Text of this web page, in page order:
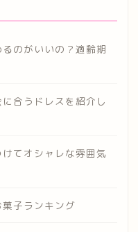
のがいいの？適齢期
合うドレスを紹介し
てオシャレな雰囲気
子ランキング